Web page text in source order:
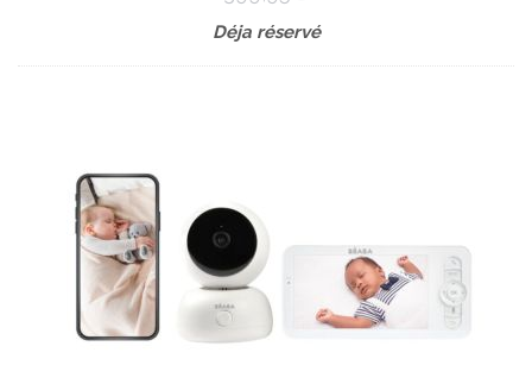
Déja réservé